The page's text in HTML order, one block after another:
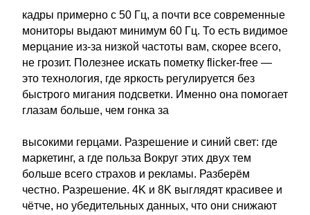
кадры примерно с 50 Гц, а почти все современные
мониторы выдают минимум 60 Гц. То есть видимое
мерцание из-за низкой частоты вам, скорее всего,
не грозит. Полезнее искать пометку flicker-free —
это технология, где яркость регулируется без
быстрого мигания подсветки. Именно она помогает
глазам больше, чем гонка за
высокими герцами. Разрешение и синий свет: где
маркетинг, а где польза Вокруг этих двух тем
больше всего страхов и рекламы. Разберём
честно. Разрешение. 4K и 8K выглядят красивее и
чётче, но убедительных данных, что они снижают